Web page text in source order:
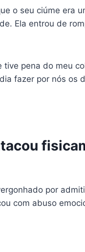
o seu ciúme era
Ela entrou de
tive pena do meu
fazer por nós os
por
com abuso